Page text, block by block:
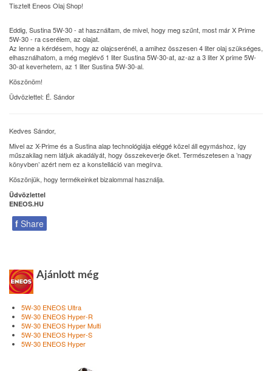
Tisztelt Eneos Olaj Shop!
Eddig, Sustina 5W-30 - at használtam, de mivel, hogy meg szűnt, most már X Prime
5W-30 - ra cserélem, az olajat.
Az lenne a kérdésem, hogy az olajcserénél, a amihez összesen 4 liter olaj szükséges,
elhasználhatom, a még meglévő 1 liter Sustina 5W-30-at, az-az a 3 liter X prime 5W-
30-at keverhetem, az 1 liter Sustina 5W-30-al.
Köszönöm!
Üdvözlettel: É. Sándor
Kedves Sándor,
Mivel az X-Prime és a Sustina alap technológiája eléggé közel áll egymáshoz, így
műszakilag nem látjuk akadályát, hogy összekeverje őket. Természetesen a ’nagy
könyvben’ azért nem ez a konstelláció van megírva.
Köszönjük, hogy termékeinket bizalommal használja.
Üdvözlettel
ENEOS.HU
f Share
Ajánlott még
5W-30 ENEOS Ultra
5W-30 ENEOS Hyper-R
5W-30 ENEOS Hyper Multi
5W-30 ENEOS Hyper-S
5W-30 ENEOS Hyper